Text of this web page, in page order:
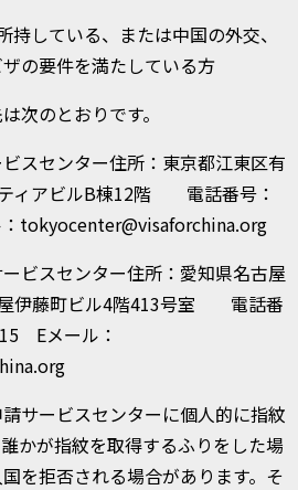
持している、または中国の外交、
の要件を満たしている方
次のとおりです。
スセンター住所：東京都江東区有
ィアビルB棟12階 電話番号：
tokyocenter@visaforchina.org
ビスセンター住所：愛知県名古屋
屋伊藤町ビル4階413号室 電話番
Eメール：
サービスセンターに個人的に指紋
かが指紋を取得するふりをした場
を拒否される場合があります。そ